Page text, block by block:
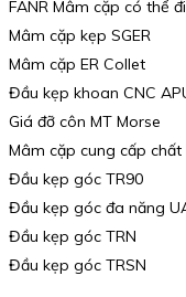
FANR Mâm cặp có thể
Mâm cặp kẹp SGER
Mâm cặp ER Collet
Đầu kẹp khoan CNC
Giá đỡ côn MT Morse
Mâm cặp cung cấp
Đầu kẹp góc TR90
Đầu kẹp góc đa năng
Đầu kẹp góc TRN
Đầu kẹp góc TRSN